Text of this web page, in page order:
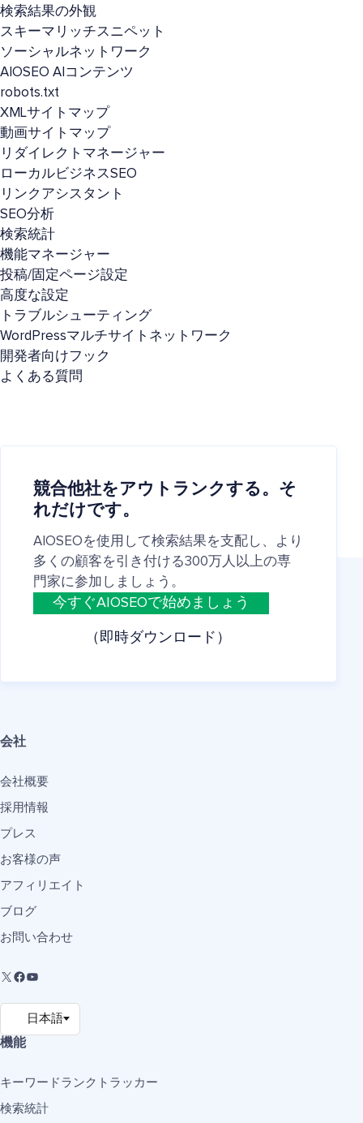
検索結果の外観
スキーマリッチスニペット
ソーシャルネットワーク
AIOSEO AIコンテンツ
robots.txt
XMLサイトマップ
動画サイトマップ
リダイレクトマネージャー
ローカルビジネスSEO
リンクアシスタント
SEO分析
検索統計
機能マネージャー
投稿/固定ページ設定
高度な設定
トラブルシューティング
WordPressマルチサイトネットワーク
開発者向けフック
よくある質問
競合他社をアウトランクする。そ
れだけです。
AIOSEOを使用して検索結果を支配し、より
多くの顧客を引き付ける300万人以上の専
門家に参加しましょう。
今すぐAIOSEOで始めましょう
（即時ダウンロード）
会社
会社概要
採用情報
プレス
お客様の声
アフィリエイト
ブログ
お問い合わせ
機能
キーワードランクトラッカー
検索統計